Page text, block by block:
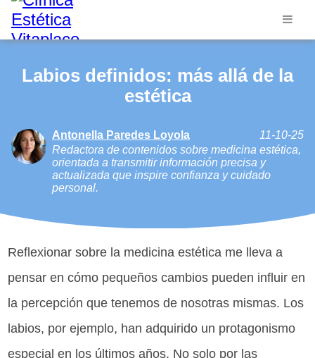
Labios definidos: más allá de la
estética
Antonella Paredes Loyola
11-10-25
Redactora de contenidos sobre medicina estética,
orientada a transmitir información precisa y
actualizada que inspire confianza y cuidado
personal.
Reflexionar sobre la medicina estética me lleva a
pensar en cómo pequeños cambios pueden influir en
la percepción que tenemos de nosotras mismas. Los
labios, por ejemplo, han adquirido un protagonismo
especial en los últimos años. No solo por las